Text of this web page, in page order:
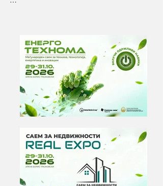
29ти до 31ви октомври, во Арена Борис
Трајковски на изложбена површина од
2.500m². Саемот и оваа година ќе ги
обедини водечките компании, експерти,
институции и професионалци од повеќе
индустриски сектори на едно место.
Истовремено, посетителите ќе можат да
недвижности во земјата и во регионот
преку посета на Саемот за недвижности /
РЕАЛ ЕКСПО на кој ќе биде претставена
богата понуда на атрактивни станбени и
деловни капацитети. Саемот се оджува во